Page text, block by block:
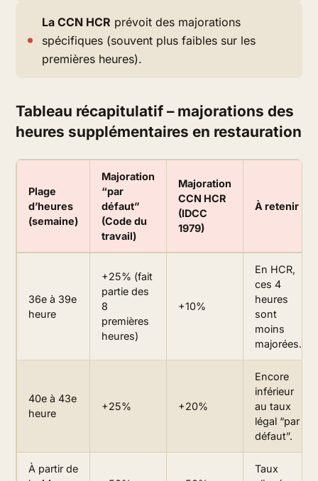
La CCN HCR prévoit des majorations
spécifiques (souvent plus faibles sur les
premières heures).
Tableau récapitulatif – majorations des
heures supplémentaires en restauration
Plage
d’heures
(semaine)
Majoration
“par
défaut”
(Code du
travail)
Majoration
CCN HCR
(IDCC
1979)
À retenir
36e à 39e
heure
+25% (fait
partie des
8
premières
heures)
+10%
En HCR,
ces 4
heures
sont
moins
majorées.
40e à 43e
heure
+25% +20%
Encore
inférieur
au taux
légal “par
défaut”.
À partir de
Taux